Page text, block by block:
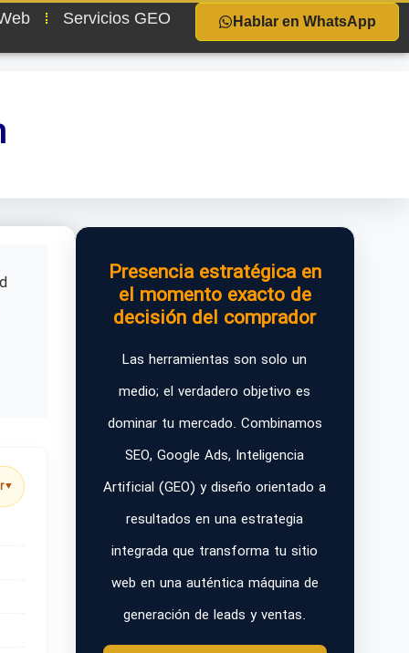
Servicios GEO Hablar en WhatsApp
▼
Presencia estratégica en
el momento exacto de
decisión del comprador
Las herramientas son solo un
medio; el verdadero objetivo es
dominar tu mercado. Combinamos
SEO, Google Ads, Inteligencia
Artificial (GEO) y diseño orientado a
resultados en una estrategia
integrada que transforma tu sitio
web en una auténtica máquina de
generación de leads y ventas.